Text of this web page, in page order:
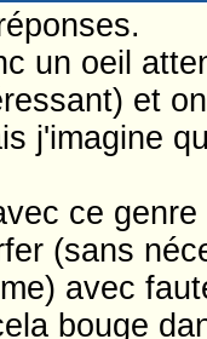
un oeil
et
j'imagine
ce
(sans
avec
bouge